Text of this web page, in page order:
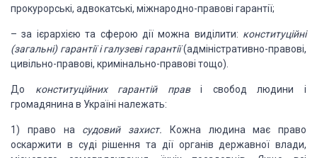
прокурорські, адвокатські, міжнародно-правові гарантії;
–за ієрархією та сферою дії можна виділити: конституційні
(загальні) гарантії ігалузеві гарантії(адміністративно-правові,
цивільно-правові, кримінально-правові тощо).
До конституційнихгарантій праві свобод людини і
громадянина в Україні належать:
1) право на судовий захист. Кожна людина має право
оскаржити в суді рішення та дії органів державної влади,